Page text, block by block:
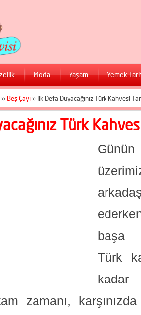
Moda Yaşam Yemek
» Beş Çayı » İlk Defa Duyacağınız Türk Kahvesi
Türk
başa
Türk
kadar
zamanı,